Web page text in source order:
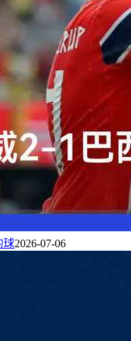
球2026-07-06